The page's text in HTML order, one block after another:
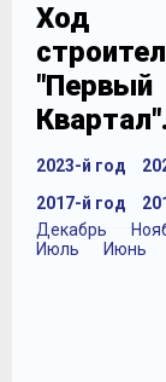
Ход
"Первый
2023-й год
Декабрь
Июль
Июнь
2017-й год